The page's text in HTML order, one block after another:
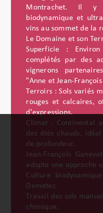
Montrachet. Il y
biodynamique et
vins au sommet de la
Le Domaine et son
Superficie :
complétés par des
vignerons
"Anne et Jean-
Terroirs : Sols variés
rouges et calcaires,
d'expressions.
Climat : Continental
des étés chauds,
de profondeur.
Jean-François
adopte une approche
Culture
Demeter.
Travail des sols
chimique.